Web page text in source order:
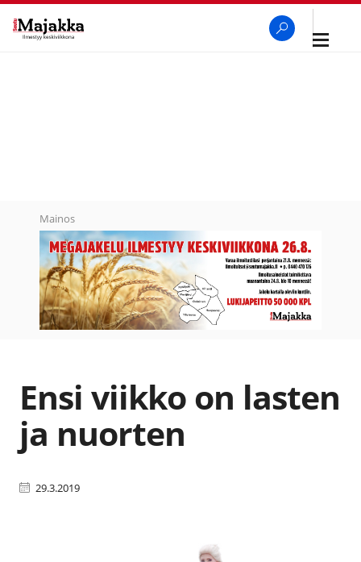
Avaa
Mainos
Ensi viikko on lasten
ja nuorten
29.3.2019